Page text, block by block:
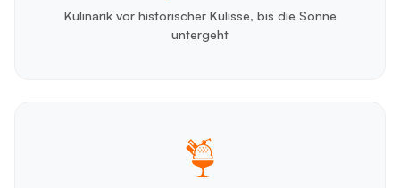
Kulinarik vor historischer Kulisse, bis die Sonne
untergeht